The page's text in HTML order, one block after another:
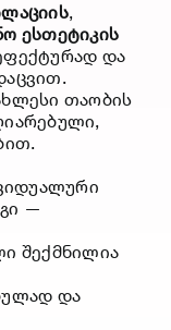
,
ესთეტიკის
და
თაობის
—
შექმნილია
და